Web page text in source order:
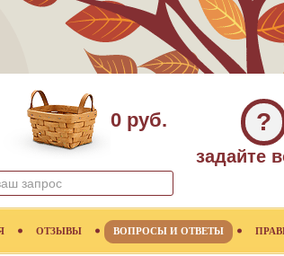
0 руб. ?
задайте
ОТЗЫВЫ ВОПРОСЫ И ОТВЕТЫ